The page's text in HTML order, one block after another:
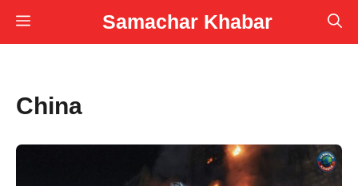
Skip
to
Samachar Khabar
Menu
China